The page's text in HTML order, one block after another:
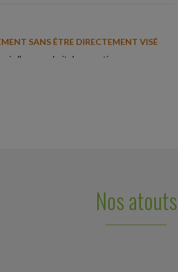
SANS ÊTRE DIRECTEMENT VISÉ
elle reprochait des « pratiques
PLUS DURABLE
et de la répression des fraudes
Nos atouts